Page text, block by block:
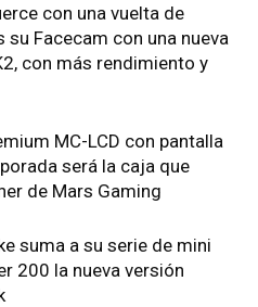
con una vuelta de
su Facecam con una nueva
con más rendimiento y
MC-LCD con pantalla
será la caja que
de Mars Gaming
suma a su serie de mini
200 la nueva versión